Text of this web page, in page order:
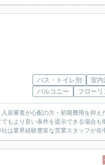
バス・トイレ別 室内
バルコニー
フローリ
居審査が心配の方・初期費用を抑
もより良い条件を提示できる場合
。弊社は業界経験豊富な営業スタッフが